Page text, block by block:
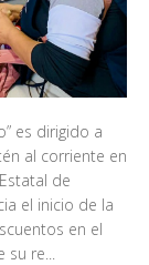
es dirigido a
al corriente en
de
el inicio de la
en el
su re...